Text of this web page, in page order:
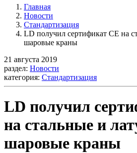
Главная
Новости
Стандартизация
LD получил сертификат CE на
шаровые краны
21 августа 2019
раздел: Новости
категория: Стандартизация
LD получил
на стальные и
шаровые краны